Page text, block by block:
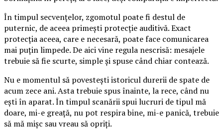
În timpul secvențelor, zgomotul poate fi destul de
puternic, de aceea primești protecție auditivă. Exact
protecția aceea, care e necesară, poate face comunicarea
mai puțin limpede. De aici vine regula nescrisă: mesajele
trebuie să fie scurte, simple și spuse când chiar contează.
Nu e momentul să povestești istoricul durerii de spate de
acum zece ani. Asta trebuie spus înainte, la rece, când nu
ești în aparat. În timpul scanării spui lucruri de tipul mă
doare, mi-e greață, nu pot respira bine, mi-e panică, trebuie
să mă mișc sau vreau să opriți.